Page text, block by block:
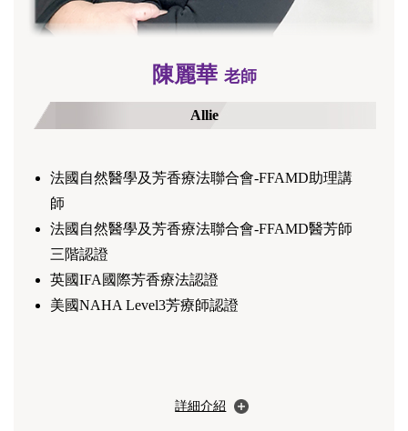
詳細介紹
陳麗華 老師
Allie
法國自然醫學及芳香療法聯合會-FFAMD助理講
師
法國自然醫學及芳香療法聯合會-FFAMD醫芳師
三階認證
英國IFA國際芳香療法認證
美國NAHA Level3芳療師認證